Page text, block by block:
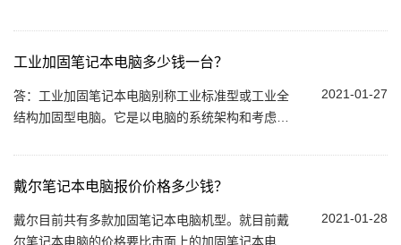
在高温、低温、震动、潮湿等恶劣环境下稳定运...
工业加固笔记本电脑多少钱一台？
2021-01-27
答：工业加固笔记本电脑别称工业标准型或工业全
结构加固型电脑。它是以电脑的系统架构和考虑各
规范规定设计方案 生产制造的...
戴尔笔记本电脑报价价格多少钱？
2021-01-28
戴尔目前共有多款加固笔记本电脑机型。就目前戴
尔笔记本电脑的价格要比市面上的加固笔记本电脑